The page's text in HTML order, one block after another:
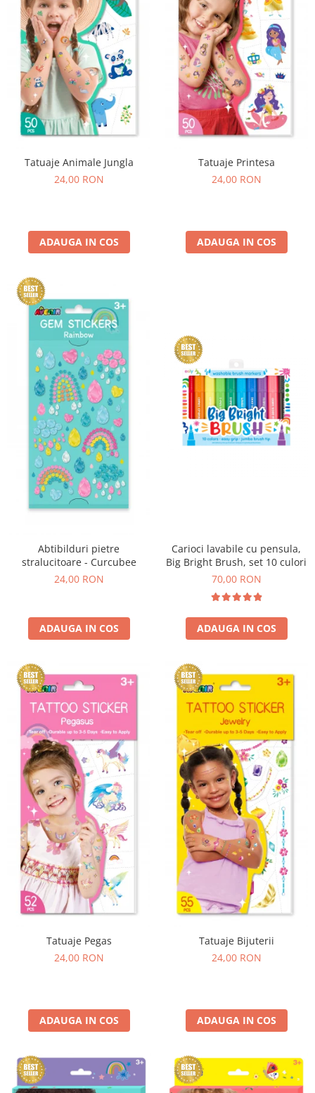
Jucarii dentitie
Jucarii Senzoriale
Teatru de papusi
Umbrele
Stilouri
Tempera și acuarele
Tatuaje Animale Jungla
24,00 RON
ADAUGA IN COS
Tatuaje Printesa
24,00 RON
ADAUGA IN COS
Abtibilduri pietre
stralucitoare - Curcubee
24,00 RON
ADAUGA IN COS
Carioci lavabile cu pensula,
Big Bright Brush, set 10 culori
70,00 RON
ADAUGA IN COS
Tatuaje Pegas
24,00 RON
ADAUGA IN COS
Tatuaje Bijuterii
24,00 RON
ADAUGA IN COS